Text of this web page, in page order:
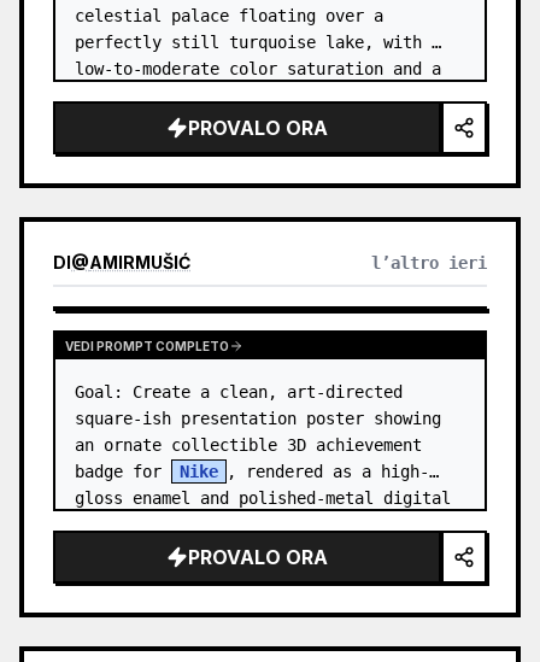
celestial palace floating over a
perfectly still turquoise lake, with
low-to-moderate color saturation and a
composition on an enormous white jade
and pale a…
PROVALO ORA
DI@AMIRMUŠIĆ l’altro ieri
VEDI PROMPT COMPLETO
Goal: Create a clean, art-directed
square-ish presentation poster showing
an ornate collectible 3D achievement
badge for
Nike
, rendered as a high-
gloss enamel and polished-metal digital
Canvas: Wide 16:9 white stu…
PROVALO ORA